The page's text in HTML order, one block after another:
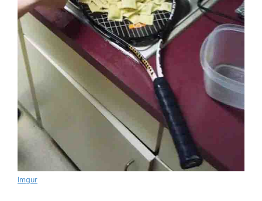
Imgur